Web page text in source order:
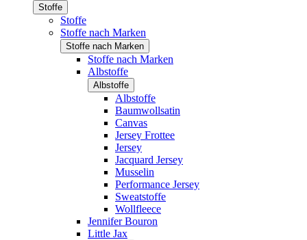
Stoffe
Stoffe
Stoffe nach Marken
Stoffe nach Marken
Stoffe nach Marken
Albstoffe
Albstoffe
Albstoffe
Baumwollsatin
Canvas
Jersey Frottee
Jersey
Jacquard Jersey
Musselin
Performance Jersey
Sweatstoffe
Wollfleece
Jennifer Bouron
Little Jax